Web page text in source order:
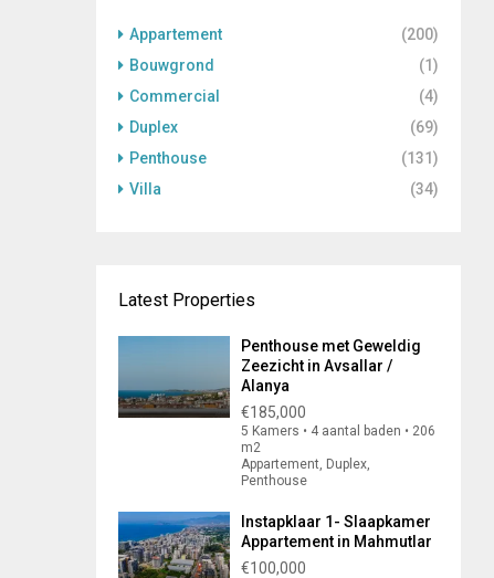
Appartement
(200)
Bouwgrond
(1)
Commercial
(4)
Duplex
(69)
Penthouse
(131)
Villa
(34)
Latest Properties
Penthouse met Geweldig
Zeezicht in Avsallar /
Alanya
€185,000
5 Kamers • 4 aantal baden • 206
m2
Appartement, Duplex,
Penthouse
Instapklaar 1- Slaapkamer
Appartement in Mahmutlar
€100,000